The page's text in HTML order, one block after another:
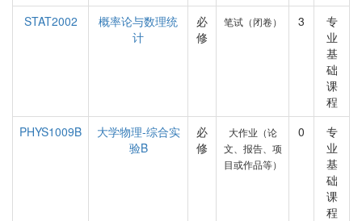
STAT2002
概率论与数理统
计
必
修
笔试（闭卷） 3
专
业
基
础
课
程
PHYS1009B
大学物理-综合实
验B
必
修
大作业（论
文、报告、项
目或作品等）
0
专
业
基
础
课
程